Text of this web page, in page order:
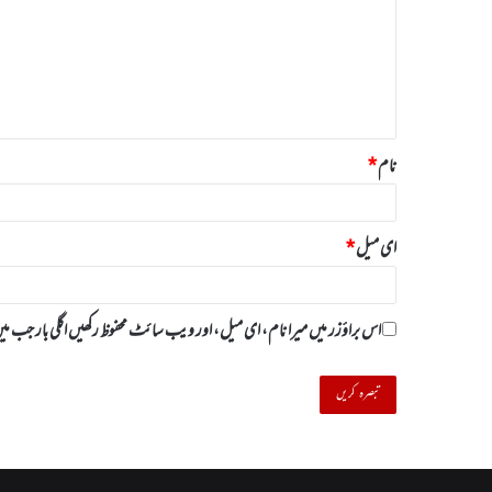
نام*
ای میل*
اس براؤزر میں میرا نام، ای میل، اور ویب سائٹ محفوظ رکھیں اگلی بار